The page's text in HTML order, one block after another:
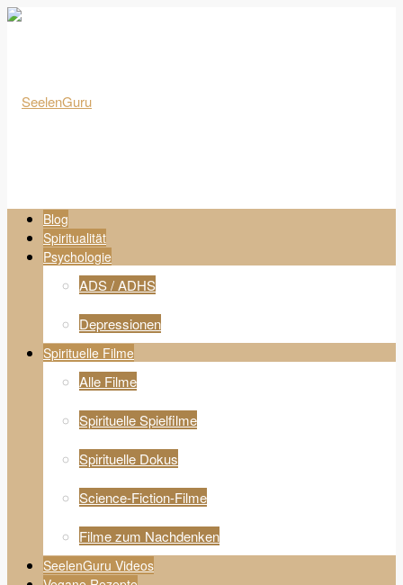
Blog
Spiritualität
Psychologie
ADS / ADHS
Depressionen
Spirituelle Filme
Alle Filme
Spirituelle Spielfilme
Spirituelle Dokus
Science-Fiction-Filme
Filme zum Nachdenken
SeelenGuru Videos